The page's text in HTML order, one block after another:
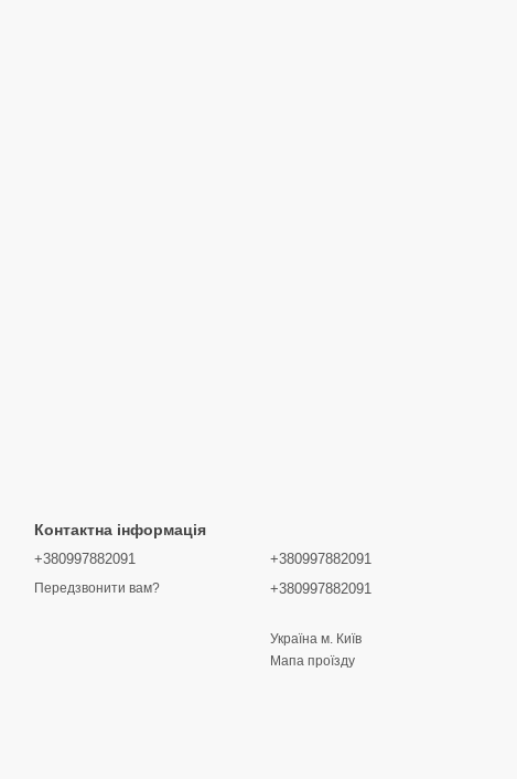
Контактна інформація
+380997882091
Передзвонити вам?
+380997882091
+380997882091
Україна м. Київ
Мапа проїзду